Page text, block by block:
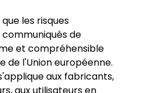
les risques
de
et compréhensible
de l'Union européenne.
aux fabricants,